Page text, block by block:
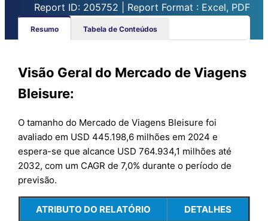
Report ID: 205752 | Report Format : Excel, PDF
Resumo Tabela de Conteúdos
Visão Geral do Mercado de Viagens
Bleisure:
O tamanho do Mercado de Viagens Bleisure foi
avaliado em USD 445.198,6 milhões em 2024 e
espera-se que alcance USD 764.934,1 milhões até
2032, com um CAGR de 7,0% durante o período de
previsão.
ATRIBUTO DO RELATÓRIO
DETALHES